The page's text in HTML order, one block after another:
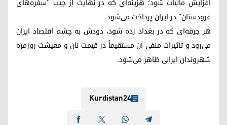
فرودستان" در ایران پرداخت می‌شود.
هر جرقه‌ای که در بغداد زده شود، دودش به چشم اقتصاد ایران
می‌رود و تأثیرات منفی آن مستقیماً در قیمت نان و معیشت روزمره
شهروندان ایرانی ظاهر می‌شود.
Kurdistan24